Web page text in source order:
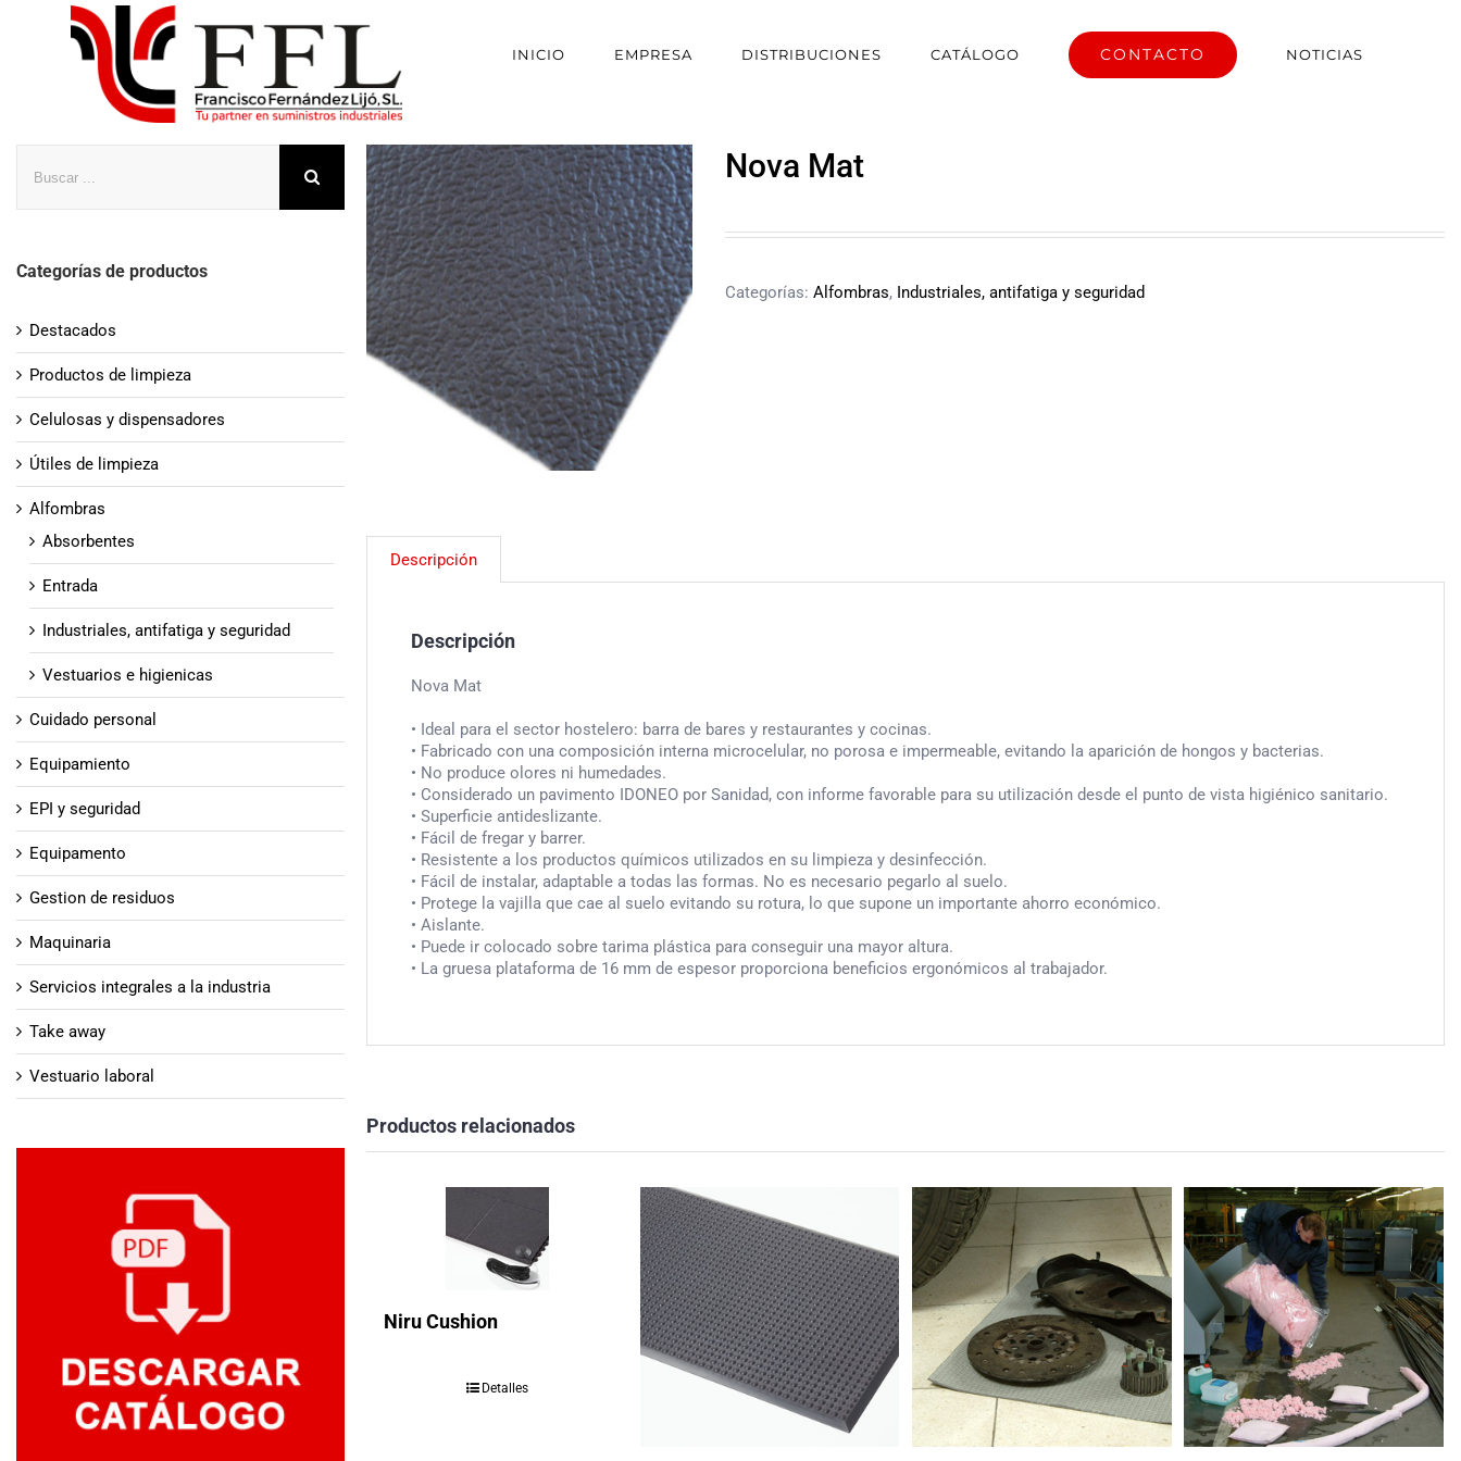
INICIO EMPRESA DISTRIBUCIONES CATÁLOGO CONTACTO NOTICIAS
Nova Mat
Categorías:Alfombras, Industriales, antifatiga y seguridad
Descripción
Descripción
Nova Mat
• Ideal para el sector hostelero: barra de bares y restaurantes y cocinas.
• Fabricado con una composición interna microcelular, no porosa e impermeable, evitando la aparición de hongos y bacterias.
• No produce olores ni humedades.
• Considerado un pavimento IDONEO por Sanidad, con informe favorable para su utilización desde el punto de vista higiénico sanitario.
• Superficie antideslizante.
• Fácil de fregar y barrer.
• Resistente a los productos químicos utilizados en su limpieza y desinfección.
• Fácil de instalar, adaptable a todas las formas. No es necesario pegarlo al suelo.
• Protege la vajilla que cae al suelo evitando su rotura, lo que supone un importante ahorro económico.
• Aislante.
• Puede ir colocado sobre tarima plástica para conseguir una mayor altura.
• La gruesa plataforma de 16 mm de espesor proporciona beneficios ergonómicos al trabajador.
Productos relacionados
Niru Cushion
Detalles
Categorías de productos
Destacados
Productos de limpieza
Celulosas y dispensadores
Útiles de limpieza
Alfombras
Absorbentes
Entrada
Industriales, antifatiga y seguridad
Vestuarios e higienicas
Cuidado personal
Equipamiento
EPI y seguridad
Equipamento
Gestion de residuos
Maquinaria
Servicios integrales a la industria
Take away
Vestuario laboral